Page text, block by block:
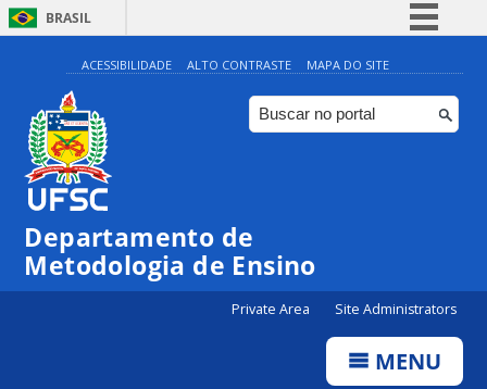
BRASIL
Simplifique!
Comunica BR
Participe
ACESSIBILIDADE ALTO CONTRASTE MAPA DO SITE
Departamento de
Metodologia de Ensino
Private Area Site Administrators
MENU